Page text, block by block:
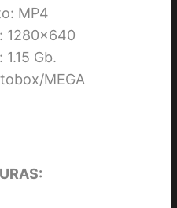
MP4
1280×640
Gb.
MEGA